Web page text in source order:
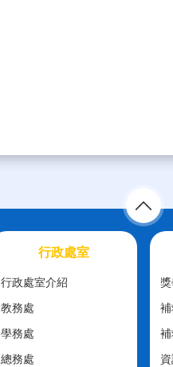
行政處室
行政處室介紹
教務處
學務處
總務處